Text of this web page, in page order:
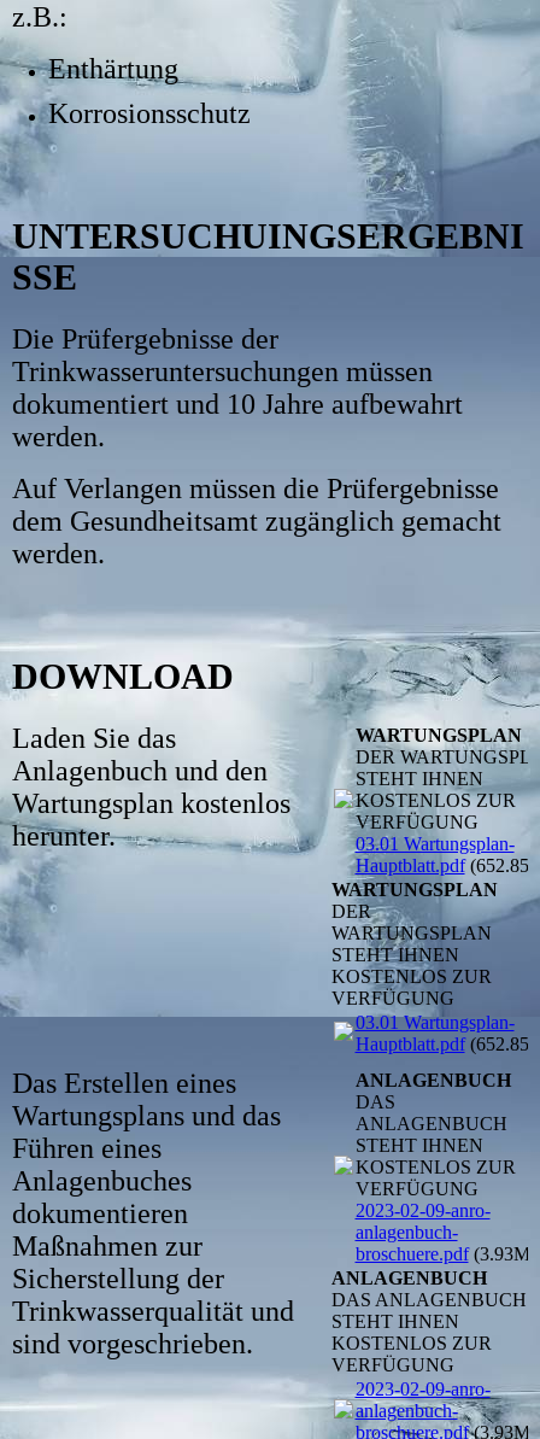
z.B.:
Enthärtung
Korrosionsschutz
UNTERSUCHUINGSERGEBNI
SSE
Die Prüfergebnisse der
Trinkwasseruntersuchungen müssen
dokumentiert und 10 Jahre aufbewahrt
werden.
Auf Verlangen müssen die Prüfergebnisse
dem Gesundheitsamt zugänglich gemacht
werden.
DOWNLOAD
WARTUNGSPLAN
DER
STEHT IHNEN
KOSTENLOS ZUR
VERFÜGUNG
03.01 Wartungsplan-
Hauptblatt.pdf
WARTUNGSPLAN
DER
WARTUNGSPLAN
STEHT IHNEN
KOSTENLOS ZUR
VERFÜGUNG
03.01 Wartungsplan-
Hauptblatt.pdf
Laden Sie das
Anlagenbuch und den
Wartungsplan kostenlos
herunter.
ANLAGENBUCH
DAS
ANLAGENBUCH
STEHT IHNEN
KOSTENLOS ZUR
VERFÜGUNG
2023-02-09-anro-
anlagenbuch-
broschuere.pdf
ANLAGENBUCH
DAS ANLAGENBUCH
STEHT IHNEN
KOSTENLOS ZUR
VERFÜGUNG
2023-02-09-anro-
anlagenbuch-
broschuere.pdf
Das Erstellen eines
Wartungsplans und das
Führen eines
Anlagenbuches
dokumentieren
Maßnahmen zur
Sicherstellung der
Trinkwasserqualität und
sind vorgeschrieben.